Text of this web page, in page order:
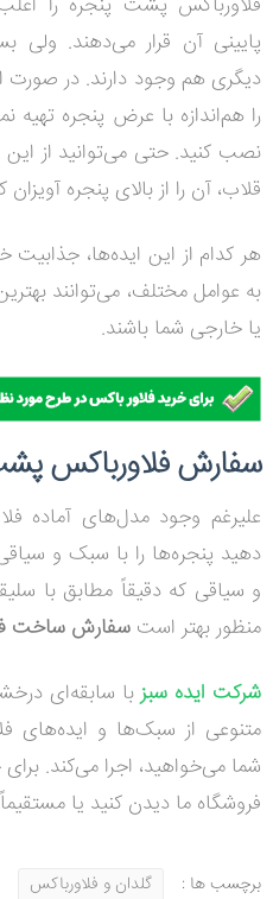
فلاورباکس پشت پنجره را
پایینی آن قرار می‌دهند. ولی
دیگری هم وجود دارند. در صورت
را هم‌اندازه با عرض پنجره
نصب کنید. حتی می‌توانید از این
قلاب، آن را از بالای پنجره آویزان
هر کدام از این ایده‌ها،
به عوامل مختلف، می‌توانند
یا خارجی شما باشند.
سفارش فلاورباکس
علیرغم وجود مدل‌های آماده
دهید پنجره‌ها را با سبک و
و سیاقی که دقیقاً مطابق با
منظور بهتر است سفارش ساخت
شرکت ایده سبزبا سابقه‌ای
متنوعی از سبک‌ها و ایده‌های
شما می‌خواهید، اجرا می‌کند. برای
فروشگاه ما دیدن کنید یا
برچسب ها : گلدان و فلاورباکس